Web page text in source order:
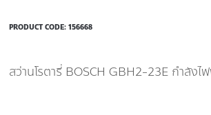
PRODUCT CODE: 156668
สว่านโรตารี่ BOSCH GBH2-23E กำลั